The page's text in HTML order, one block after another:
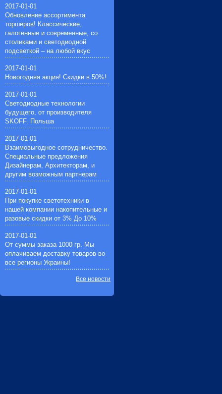
ртутные лампочки(4)
натриевые лампочки(4)
лампочки общего назначения(11)
2017-01-01
Обновление ассортимента
торшеров! Классические,
галогенные и современные, со
столиками и светодиодной
подсветкой – на любой вкус
2017-01-01
Новогодняя акция! Скидки в 50%!
2017-01-01
Светодиодные технологии
будущего, от производителя
SKOFF. Польша
2017-01-01
Взаимовыгодное сотрудничество.
Специальные предложения
Дизайнерам, Архитекторам, и
другим возможным партнерам
2017-01-01
При покупке светотехники в
нашей компании накопительные и
разовые скидки от 3% До 10%
2017-01-01
От суммы заказа 1000 гр. Мы
оплачиваем доставку товаров во
все регионы Украины!
Все новости